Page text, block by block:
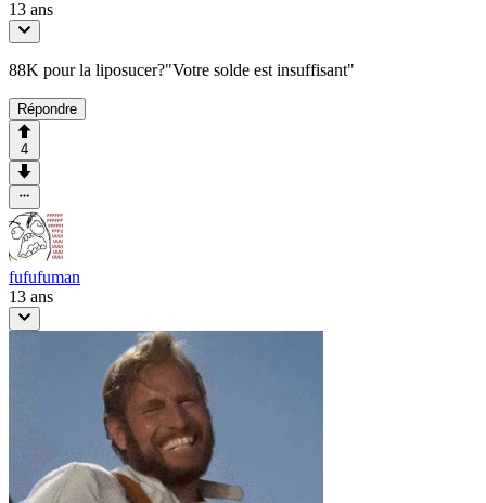
13 ans
88K pour la liposucer?"Votre solde est insuffisant"
Répondre
4
fufufuman
13 ans